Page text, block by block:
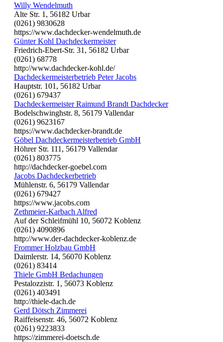
Willy Wendelmuth
Alte Str. 1, 56182 Urbar
(0261) 9830628
https://www.dachdecker-wendelmuth.de
Günter Kohl Dachdeckermeister
Friedrich-Ebert-Str. 31, 56182 Urbar
(0261) 68778
http://www.dachdecker-kohl.de/
Dachdeckermeisterbetrieb Peter Jacobs
Hauptstr. 101, 56182 Urbar
(0261) 679437
Dachdeckermeister Raimund Brandt Dachdecker
Bodelschwinghstr. 8, 56179 Vallendar
(0261) 9623167
https://www.dachdecker-brandt.de
Göbel Dachdeckermeisterbetrieb GmbH
Höhrer Str. 111, 56179 Vallendar
(0261) 803775
http://dachdecker-goebel.com
Jacobs Dachdeckerbetrieb
Mühlenstr. 6, 56179 Vallendar
(0261) 679427
https://www.jacobs.com
Zethmeier-Karbach Alfred
Auf der Schleifmühl 10, 56072 Koblenz
(0261) 4090896
http://www.der-dachdecker-koblenz.de
Frommer Holzbau GmbH
Daimlerstr. 14, 56070 Koblenz
(0261) 83414
Thiele GmbH Bedachungen
Pestalozzistr. 1, 56073 Koblenz
(0261) 403491
http://thiele-dach.de
Gerd Dötsch Zimmerei
Raiffeisenstr. 46, 56072 Koblenz
(0261) 9223833
https://zimmerei-doetsch.de